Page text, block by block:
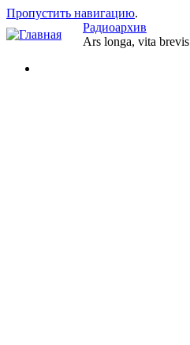
Пропустить навигацию.
Радиоархив
Ars longa, vita brevis